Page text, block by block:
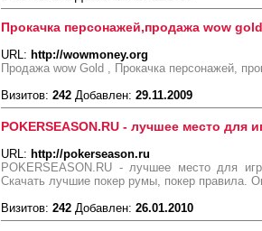
Прокачка персонажей,продажа wow
URL: http://wowmoney.org
Продажа wow Gold , Прокачка персонажей,
Визитов: 242 Добавлен: 29.11.2009
POKERSEASON.RU - лучшее место для
URL: http://pokerseason.ru
POKERSEASON.RU - лучшее место для
Скачать лучшие покер румы, покер правила.
Визитов: 242 Добавлен: 26.01.2010